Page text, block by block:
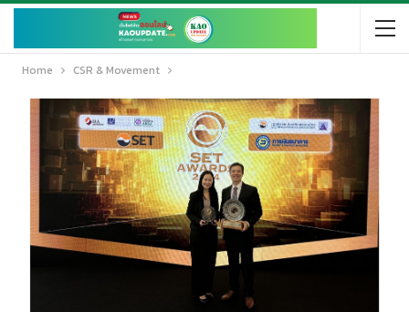
Home CSR & Movement